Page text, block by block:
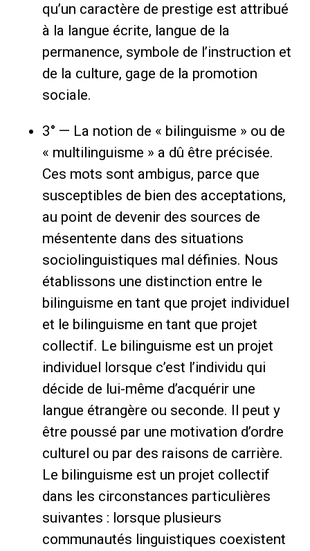
qu’un caractère de prestige est attribué
à la langue écrite, langue de la
permanence, symbole de l’instruction et
de la culture, gage de la promotion
sociale.
3° — La notion de « bilinguisme » ou de
« multilinguisme » a dû être précisée.
Ces mots sont ambigus, parce que
susceptibles de bien des acceptations,
au point de devenir des sources de
mésentente dans des situations
sociolinguistiques mal définies. Nous
établissons une distinction entre le
bilinguisme en tant que projet individuel
et le bilinguisme en tant que projet
collectif. Le bilinguisme est un projet
individuel lorsque c’est l’individu qui
décide de lui-même d’acquérir une
langue étrangère ou seconde. Il peut y
être poussé par une motivation d’ordre
culturel ou par des raisons de carrière.
Le bilinguisme est un projet collectif
dans les circonstances particulières
suivantes : lorsque plusieurs
communautés linguistiques coexistent